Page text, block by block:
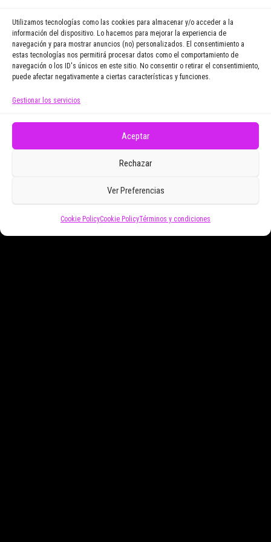
Utilizamos tecnologías como las cookies para almacenar y/o acceder a la
información del dispositivo. Lo hacemos para mejorar la experiencia de
navegación y para mostrar anuncios (no) personalizados. El consentimiento a
estas tecnologías nos permitirá procesar datos como el comportamiento de
navegación o los ID's únicos en este sitio. No consentir o retirar el consentimiento,
puede afectar negativamente a ciertas características y funciones.
Gestionar los servicios
Aceptar
Rechazar
Ver Preferencias
Cookie PolicyCookie PolicyTérminos y condiciones
Email Address
electrónicos promocionales de Zoomdestinos.es
Funciona gracias aWordPress |Tema:Envo Magazine